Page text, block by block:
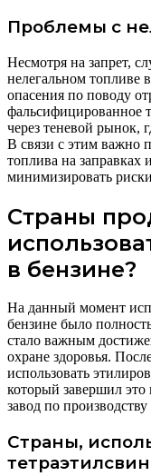
Проблемы с
Несмотря на запрет,
нелегальном топливе
опасения по поводу
фальсифицированное
через теневой рынок,
В связи с этим важно
топлива на заправках
минимизировать
Страны
в бензине?
На данный момент
бензине было
стало важным
охране здоровья.
использовать
который завершил
завод по
Страны,